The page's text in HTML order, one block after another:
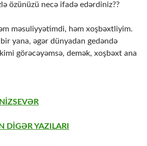
özünüzü necə ifadə edərdiniz??
məsuliyyətimdi, həm xoşbəxtliyim.
bir yana, əgər dünyadan gedəndə
görəcəyəmsə, demək, xoşbəxt ana
DİGƏR YAZILARI